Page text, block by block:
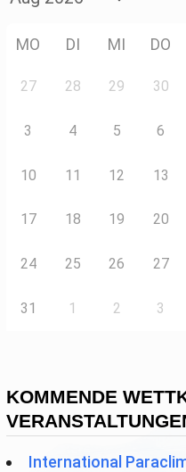
MO DI MI DO
27 28 29 30
3 4 5 6
10 11 12 13
17 18 19 20
24 25 26 27
31 1 2 3
KOMMENDE
International